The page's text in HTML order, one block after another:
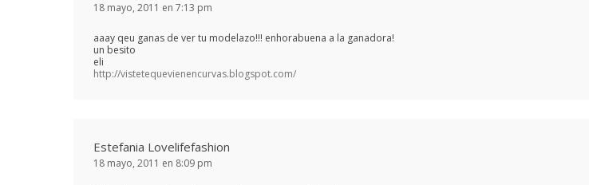
18 mayo, 2011 en 7:13 pm
aaay qeu ganas de ver tu modelazo!!! enhorabuena a la ganadora!
un besito
eli
http://vistetequevienencurvas.blogspot.com/
Estefania Lovelifefashion
18 mayo, 2011 en 8:09 pm